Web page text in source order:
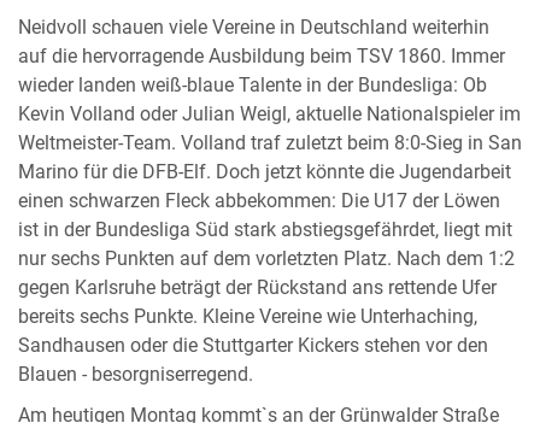
Neidvoll schauen viele Vereine in Deutschland weiterhin
auf die hervorragende Ausbildung beim TSV 1860. Immer
wieder landen weiß-blaue Talente in der Bundesliga: Ob
Kevin Volland oder Julian Weigl, aktuelle Nationalspieler im
Weltmeister-Team. Volland traf zuletzt beim 8:0-Sieg in San
Marino für die DFB-Elf. Doch jetzt könnte die Jugendarbeit
einen schwarzen Fleck abbekommen: Die U17 der Löwen
ist in der Bundesliga Süd stark abstiegsgefährdet, liegt mit
nur sechs Punkten auf dem vorletzten Platz. Nach dem 1:2
gegen Karlsruhe beträgt der Rückstand ans rettende Ufer
bereits sechs Punkte. Kleine Vereine wie Unterhaching,
Sandhausen oder die Stuttgarter Kickers stehen vor den
Blauen - besorgniserregend.
Am heutigen Montag kommt`s an der Grünwalder Straße